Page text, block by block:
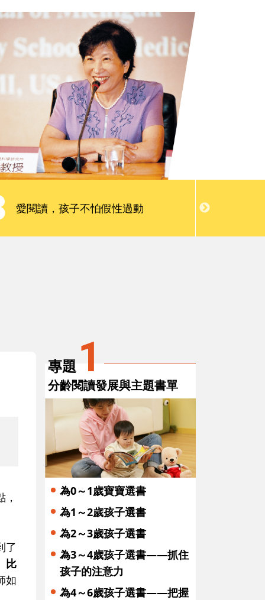
子慢讀 請問專家 會員限定服務
愛閱讀，孩子不怕假性過動 4
了
比
如
專題 1
分齡閱讀發展與主題書單
為0～1歲寶寶選書
為1～2歲孩子選書
為2～3歲孩子選書
為3～4歲孩子選書——抓住
孩子的注意力
為4～6歲孩子選書——把握